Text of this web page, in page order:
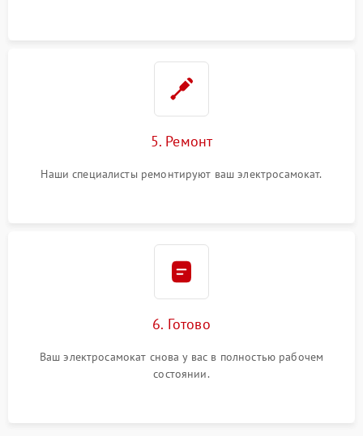
5. Ремонт
Наши специалисты ремонтируют ваш электросамокат.
6. Готово
Ваш электросамокат снова у вас в полностью рабочем
состоянии.